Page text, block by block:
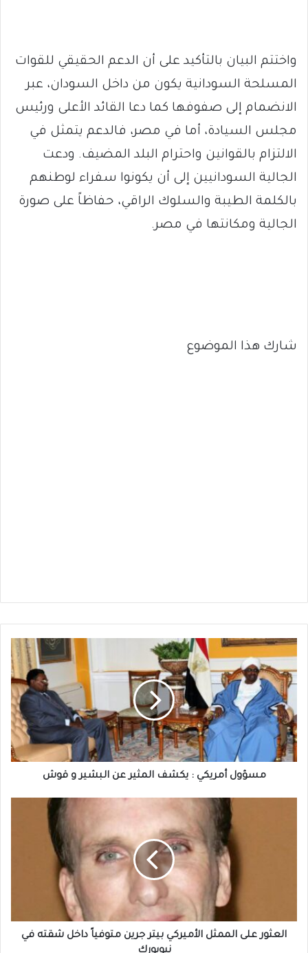
واختتم البيان بالتأكيد على أن الدعم الحقيقي للقوات
المسلحة السودانية يكون من داخل السودان، عبر
الانضمام إلى صفوفها كما دعا القائد الأعلى ورئيس
مجلس السيادة، أما في مصر، فالدعم يتمثل في
الالتزام بالقوانين واحترام البلد المضيف. ودعت
الجالية السودانيين إلى أن يكونوا سفراء لوطنهم
بالكلمة الطيبة والسلوك الراقي، حفاظاً على صورة
الجالية ومكانتها في مصر.
شارك هذا الموضوع
مسؤول
أمريكي
:
يكشف
المثير
عن
البشير
و
قوش
مسؤول أمريكي : يكشف المثير عن البشير و قوش
شقته
العثور على الممثل الأميركي بيتر جرين متوفياً داخل شقته في
نيويورك